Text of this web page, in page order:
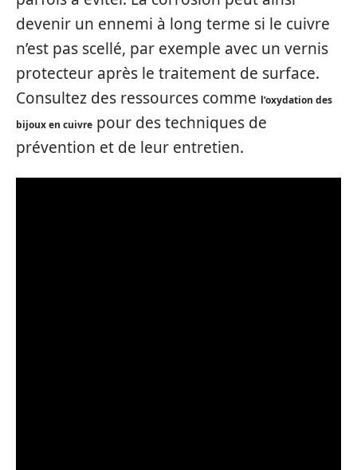
devenir un ennemi à long terme si le cuivre
n’est pas scellé, par exemple avec un vernis
protecteur après le traitement de surface.
Consultez des ressources comme l’oxydation des
bijoux en cuivre pour des techniques de
prévention et de leur entretien.